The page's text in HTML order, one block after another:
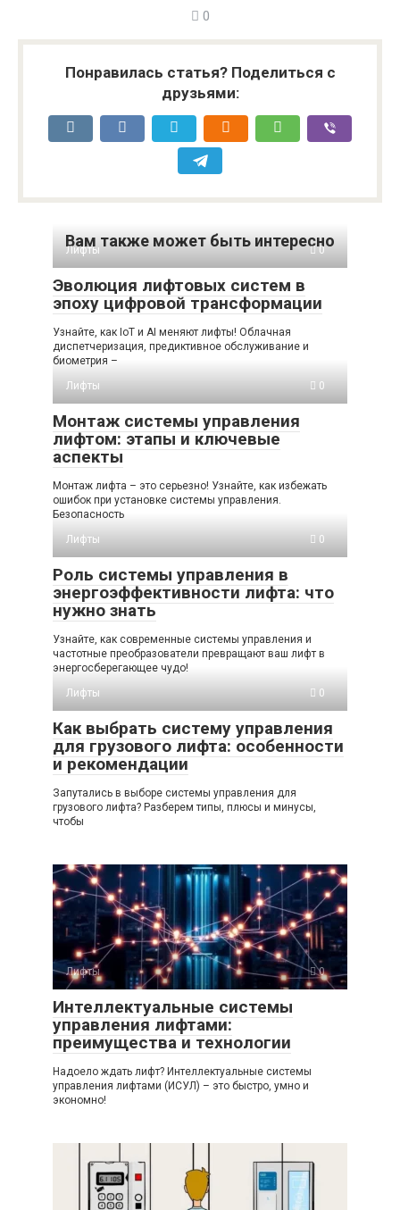
0
Понравилась статья? Поделиться с
друзьями:
Вам также может быть интересно
Лифты 0
Эволюция лифтовых систем в
эпоху цифровой трансформации
Узнайте, как IoT и AI меняют лифты! Облачная
диспетчеризация, предиктивное обслуживание и
биометрия –
Лифты
0
Монтаж системы управления
лифтом: этапы и ключевые
аспекты
Монтаж лифта – это серьезно! Узнайте, как избежать
ошибок при установке системы управления.
Безопасность
Лифты
0
Роль системы управления в
энергоэффективности лифта: что
нужно знать
Узнайте, как современные системы управления и
частотные преобразователи превращают ваш лифт в
энергосберегающее чудо!
Лифты
0
Как выбрать систему управления
для грузового лифта: особенности
и рекомендации
Запутались в выборе системы управления для
грузового лифта? Разберем типы, плюсы и минусы,
чтобы
Лифты 0
Интеллектуальные системы
управления лифтами:
преимущества и технологии
Надоело ждать лифт? Интеллектуальные системы
управления лифтами (ИСУЛ) – это быстро, умно и
экономно!